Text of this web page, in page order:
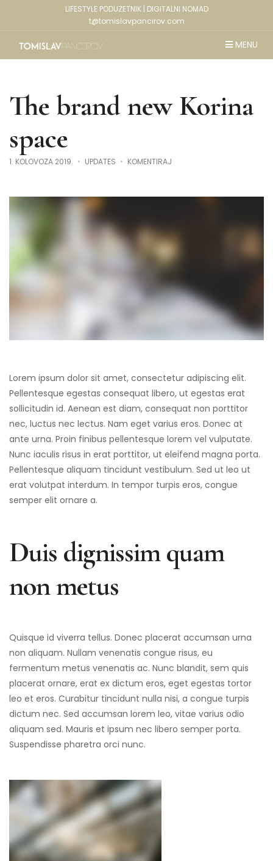
LIFESTYLE PODUZETNIK | DIGITALNI NOMAD
t@tomislavpancirov.com
MENU
The brand new Korina
space
1. KOLOVOZA 2019. UPDATES KOMENTIRAJ
KORINA
Lorem ipsum dolor sit amet, consectetur adipiscing elit.
Pellentesque egestas consequat libero, ut egestas erat
sollicitudin id. Aenean est diam, consequat non porttitor
nec, luctus nec lectus. Nam eget varius eros. Donec at
ante urna. Proin finibus pellentesque lorem vel vulputate.
Nunc iaculis risus in erat porttitor, ut eleifend magna porta.
Pellentesque aliquam tincidunt vestibulum. Sed ut leo ut
erat volutpat interdum. In tempor turpis eros, congue
semper elit ornare a.
Duis dignissim quam
non metus
Quisque id viverra tellus. Donec placerat accumsan urna
non aliquam. Nullam venenatis congue risus, eu
fermentum metus venenatis ac. Nunc blandit, sem quis
placerat ornare, erat ex dictum eros, eget egestas tortor
leo et eros. Curabitur tincidunt nulla nisi, a congue turpis
dictum nec. Sed accumsan lorem leo, vitae varius odio
aliquam sed. Mauris et ipsum nec libero semper porta.
Suspendisse pharetra orci nunc.